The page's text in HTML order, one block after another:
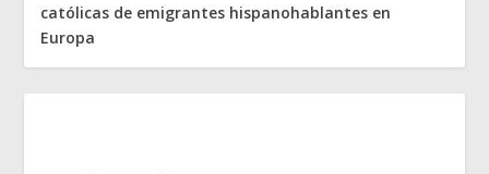
católicas de emigrantes hispanohablantes en
Europa